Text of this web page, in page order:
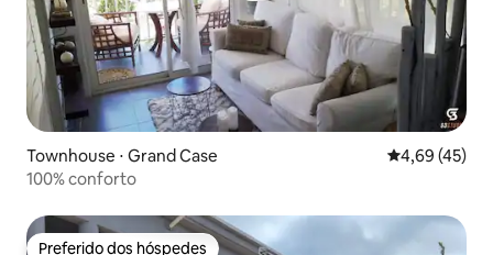
Townhouse ⋅ Grand Case 4,69 de uma
4,69 (45)
100% conforto
Preferido dos hóspedes